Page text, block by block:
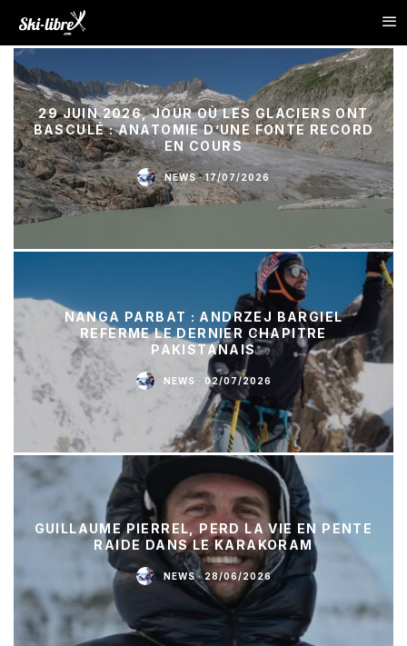
29 JUIN 2026, JOUR OÙ LES GLACIERS ONT
BASCULÉ : ANATOMIE D’UNE FONTE RECORD
EN COURS
NEWS · 17/07/2026
NANGA PARBAT : ANDRZEJ BARGIEL
REFERME LE DERNIER CHAPITRE
PAKISTANAIS
NEWS · 02/07/2026
GUILLAUME PIERREL, PERD LA VIE EN PENTE
RAIDE DANS LE KARAKORAM
NEWS · 28/06/2026